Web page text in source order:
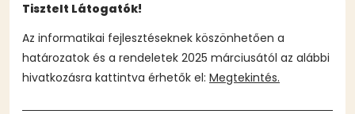
Tisztelt Látogatók!
Az informatikai fejlesztéseknek köszönhetően a
határozatok és a rendeletek 2025 márciusától az alábbi
hivatkozásra kattintva érhetők el: Megtekintés.